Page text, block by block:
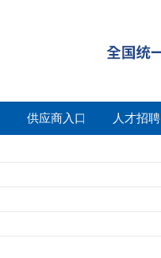
供应商入口 人才招聘